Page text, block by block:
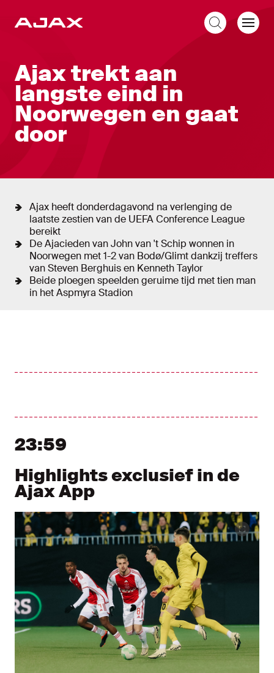
Liveblog
Ajax trekt aan
langste eind in
Noorwegen en gaat
door
Ajax heeft donderdagavond na verlenging de
laatste zestien van de UEFA Conference League
bereikt
De Ajacieden van John van 't Schip wonnen in
Noorwegen met 1-2 van Bodø/Glimt dankzij treffers
van Steven Berghuis en Kenneth Taylor
Beide ploegen speelden geruime tijd met tien man
in het Aspmyra Stadion
23:59
Highlights exclusief in de
Ajax App